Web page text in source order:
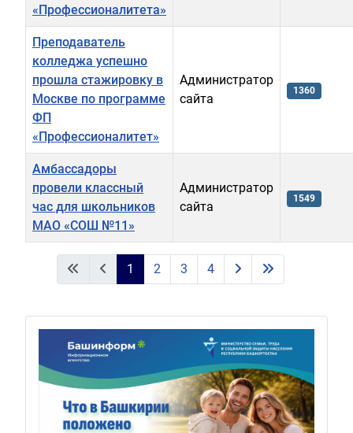
Материалы
«Профессионалитета»
Преподаватель
колледжа успешно
прошла стажировку в
Москве по программе
ФП
«Профессионалитет»
Администратор
сайта
1360
Амбассадоры
провели классный
час для школьников
МАО «СОШ №11»
Администратор
сайта
1549
1 2 3 4